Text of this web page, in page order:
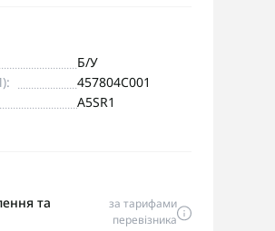
Б/У
457804C001
A5SR1
та
за тарифами
перевізника